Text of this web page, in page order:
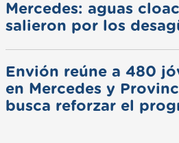
Mercedes: aguas
salieron por los
Envión reúne a 480
en Mercedes y
busca reforzar el